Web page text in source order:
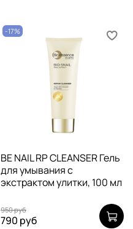
-17%
BE NAIL RP CLEANSER Гель
для умывания с
экстрактом улитки, 100 мл
950 руб
790 руб